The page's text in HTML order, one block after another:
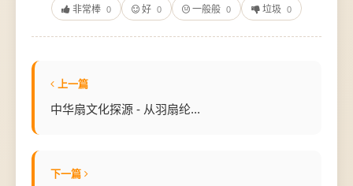
非常棒 0 好 0 一般般 0 垃圾 0
上一篇
中华扇文化探源 - 从羽扇纶...
下一篇